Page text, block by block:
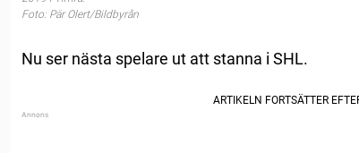
Foto: Pär Olert/Bildbyrån
Nu ser nästa spelare ut att stanna i SHL.